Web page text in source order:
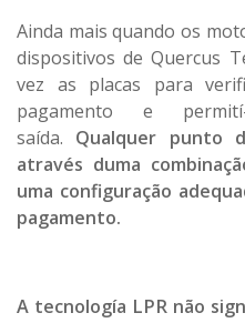
Ainda mais quando os
dispositivos de Quercus
vez as placas para
pagamento e
saída. Qualquer punto
através duma
uma configuração
pagamento.
A tecnología LPR não